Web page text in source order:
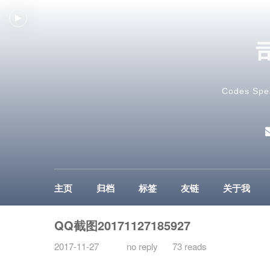
Codes
主页 归档 标签 友链 关于我
QQ截图20171127185927
2017-11-27 no reply 73 reads